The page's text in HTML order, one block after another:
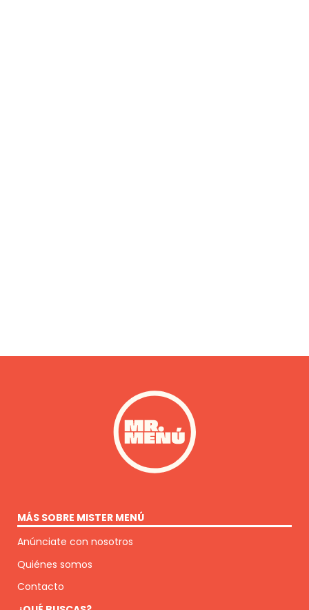
MÁS SOBRE MISTER MENÚ
Anúnciate con nosotros
Quiénes somos
Contacto